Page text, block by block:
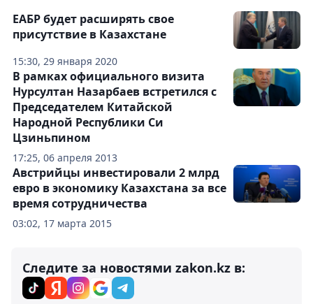
15:30, 29 января 2020
ЕАБР будет расширять свое
присутствие в Казахстане
17:25, 06 апреля 2013
В рамках официального визита
Нурсултан Назарбаев встретился с
Председателем Китайской
Народной Республики Си
Цзиньпином
03:02, 17 марта 2015
Австрийцы инвестировали 2 млрд
евро в экономику Казахстана за все
время сотрудничества
Следите за новостями zakon.kz в: